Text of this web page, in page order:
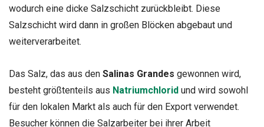
wodurch eine dicke Salzschicht zurückbleibt. Diese
Salzschicht wird dann in großen Blöcken abgebaut und
weiterverarbeitet.
Das Salz, das aus den Salinas Grandes gewonnen wird,
besteht größtenteils aus Natriumchlorid und wird sowohl
für den lokalen Markt als auch für den Export verwendet.
Besucher können die Salzarbeiter bei ihrer Arbeit